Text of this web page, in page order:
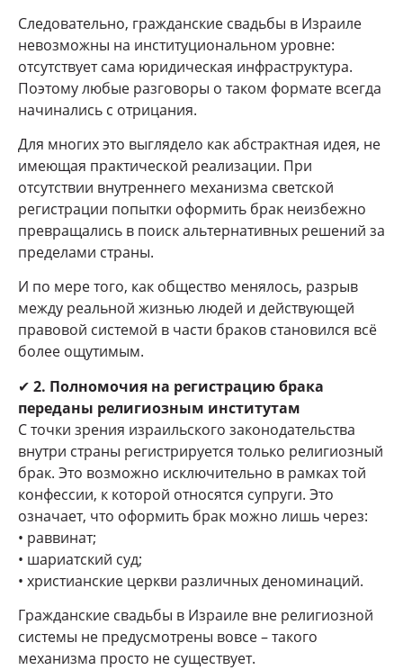
Следовательно, гражданские свадьбы в Израиле
невозможны на институциональном уровне:
отсутствует сама юридическая инфраструктура.
Поэтому любые разговоры о таком формате всегда
начинались с отрицания.
Для многих это выглядело как абстрактная идея, не
имеющая практической реализации. При
отсутствии внутреннего механизма светской
регистрации попытки оформить брак неизбежно
превращались в поиск альтернативных решений за
пределами страны.
И по мере того, как общество менялось, разрыв
между реальной жизнью людей и действующей
правовой системой в части браков становился всё
более ощутимым.
✔ 2. Полномочия на регистрацию брака
переданы религиозным институтам
С точки зрения израильского законодательства
внутри страны регистрируется только религиозный
брак. Это возможно исключительно в рамках той
конфессии, к которой относятся супруги. Это
означает, что оформить брак можно лишь через:
• раввинат;
• шариатский суд;
• христианские церкви различных деноминаций.
Гражданские свадьбы в Израиле вне религиозной
системы не предусмотрены вовсе – такого
механизма просто не существует.